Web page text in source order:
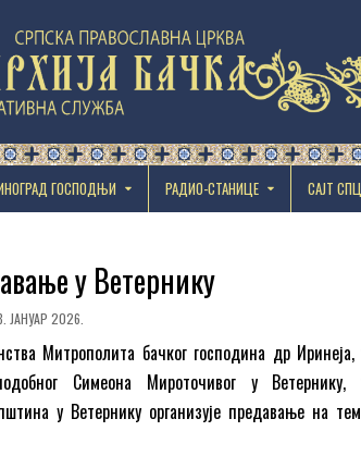
ГОСПОДЊИ РАДИО-СТАНИЦЕ САЈТ СПЦ
у Ветернику
ЈАНУАР 2026.
Митрополита бачког господина др Иринеја,
Симеона Мироточивог у Ветернику,
у Ветернику организује предавање на